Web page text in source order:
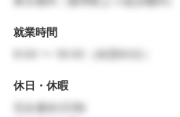
就業時間
9:00 〜 18:00（休憩60分）
休日・休暇
完全週休2日制